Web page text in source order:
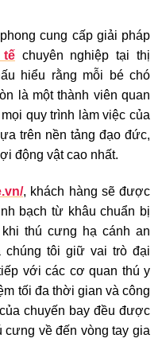
cung cấp giải pháp
chuyên nghiệp tại thị
hiểu rằng mỗi bé chó
là một thành viên quan
quy trình làm việc của
trên nền tảng đạo đức,
động vật cao nhất.
, khách hàng sẽ được
bạch từ khâu chuẩn bị
thú cưng hạ cánh an
chúng tôi giữ vai trò đại
với các cơ quan thú y
tối đa thời gian và công
chuyến bay đều được
cưng về đến vòng tay gia